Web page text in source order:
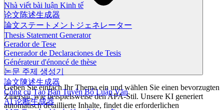
Nhà viết bài luận Kinh tế
论文陈述生成器
論文ステートメントジェネレーター
Thesis Statement Generator
Gerador de Tese
Generador de Declaraciones de Tesis
Générateur d'énoncé de thèse
논문 주제 생성기
論文陳述生成器
Công cụ Tạo Bản Tuyên Bố Luận Văn
AI 论断生成器
Geben Sie einfach Ihr Thema ein und wählen Sie einen bevorzugten
Zitierstil, wie beispielsweise den APA-Stil. Unsere KI generiert
automatisch detaillierte Inhalte, findet die erforderlichen